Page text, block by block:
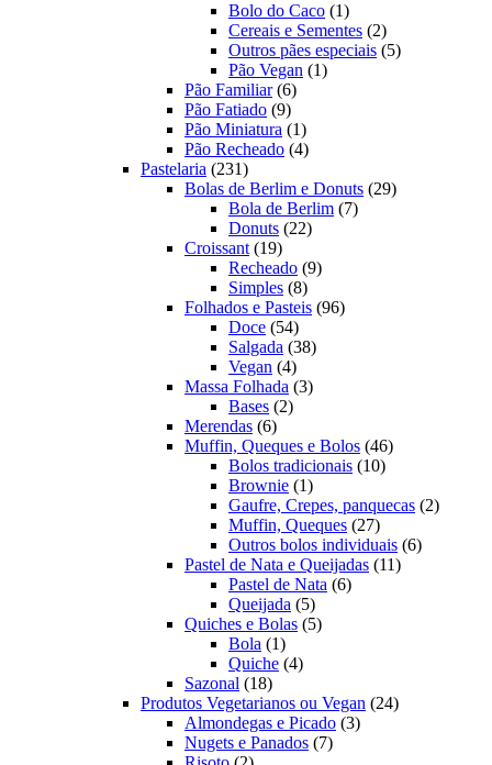
produtos
Bolo do Caco 11
produto
Cereais e Sementes 22
produtos
Outros pães especiais 55
Pão Vegan 11
Pão Familiar 66
produtos
Pão Fatiado 99
produtos
Pão Miniatura 11
produto
Pão Recheado 44
Pastelaria 231231
produtos
Bolas de Berlim e Donuts 2929
Bola de Berlim 77
Donuts 2222
Croissant 1919
produtos
Recheado 99
Simples 88
produtos
Folhados e Pasteis 9696
Doce 5454
produtos
Salgada 3838
Vegan 44
produtos
Massa Folhada 33
Bases 22
Merendas 66
produtos
Muffin, Queques e Bolos 4646
Bolos tradicionais 1010
Brownie 11
produto
Gaufre, Crepes, panquecas 22
Muffin, Queques 2727
produtos
Outros bolos individuais 66
Pastel de Nata e Queijadas 1111
Pastel de Nata 66
Queijada 55
produtos
Quiches e Bolas 55
Bola 11
produto
Quiche 44
Sazonal 1818
produtos
Produtos Vegetarianos ou Vegan 2424
Almondegas e Picado 33
Nugets e Panados 77